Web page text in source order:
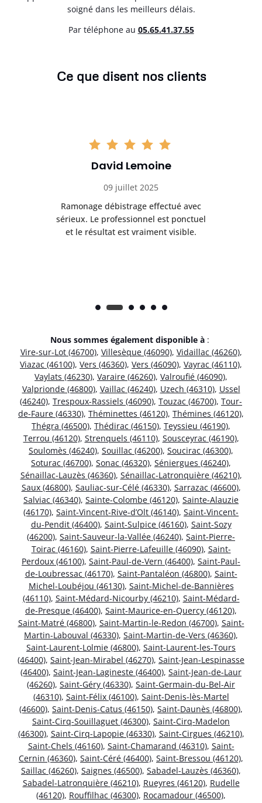
soigné dans les meilleurs délais.
Par téléphone au 05.65.41.37.55
Ce que disent nos clients
David Lemoine
09 juillet 2025
Ramonage débistrage effectué avec
sérieux. Le professionnel est ponctuel
et le résultat est vraiment visible.
Nous sommes également disponible à :
Vire-sur-Lot (46700), Villesèque (46090), Vidaillac (46260),
Viazac (46100), Vers (46360), Vers (46090), Vayrac (46110),
Vaylats (46230), Varaire (46260), Valroufié (46090),
Valprionde (46800), Vaillac (46240), Uzech (46310), Ussel
(46240), Trespoux-Rassiels (46090), Touzac (46700), Tour-
de-Faure (46330), Théminettes (46120), Thémines (46120),
Thégra (46500), Thédirac (46150), Teyssieu (46190),
Terrou (46120), Strenquels (46110), Sousceyrac (46190),
Soulomès (46240), Souillac (46200), Soucirac (46300),
Soturac (46700), Sonac (46320), Séniergues (46240),
Sénaillac-Lauzès (46360), Sénaillac-Latronquière (46210),
Saux (46800), Sauliac-sur-Célé (46330), Sarrazac (46600),
Salviac (46340), Sainte-Colombe (46120), Sainte-Alauzie
(46170), Saint-Vincent-Rive-d’Olt (46140), Saint-Vincent-
du-Pendit (46400), Saint-Sulpice (46160), Saint-Sozy
(46200), Saint-Sauveur-la-Vallée (46240), Saint-Pierre-
Toirac (46160), Saint-Pierre-Lafeuille (46090), Saint-
Perdoux (46100), Saint-Paul-de-Vern (46400), Saint-Paul-
de-Loubressac (46170), Saint-Pantaléon (46800), Saint-
Michel-Loubéjou (46130), Saint-Michel-de-Bannières
(46110), Saint-Médard-Nicourby (46210), Saint-Médard-
de-Presque (46400), Saint-Maurice-en-Quercy (46120),
Saint-Matré (46800), Saint-Martin-le-Redon (46700), Saint-
Martin-Labouval (46330), Saint-Martin-de-Vers (46360),
Saint-Laurent-Lolmie (46800), Saint-Laurent-les-Tours
(46400), Saint-Jean-Mirabel (46270), Saint-Jean-Lespinasse
(46400), Saint-Jean-Lagineste (46400), Saint-Jean-de-Laur
(46260), Saint-Géry (46330), Saint-Germain-du-Bel-Air
(46310), Saint-Félix (46100), Saint-Denis-lès-Martel
(46600), Saint-Denis-Catus (46150), Saint-Daunès (46800),
Saint-Cirq-Souillaguet (46300), Saint-Cirq-Madelon
(46300), Saint-Cirq-Lapopie (46330), Saint-Cirgues (46210),
Saint-Chels (46160), Saint-Chamarand (46310), Saint-
Cernin (46360), Saint-Céré (46400), Saint-Bressou (46120),
Saillac (46260), Saignes (46500), Sabadel-Lauzès (46360),
Sabadel-Latronquière (46210), Rueyres (46120), Rudelle
(46120), Rouffilhac (46300), Rocamadour (46500),